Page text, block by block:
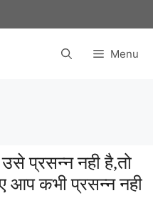
Menu
प्रसन्न नही है,तो
आप कभी प्रसन्न नही